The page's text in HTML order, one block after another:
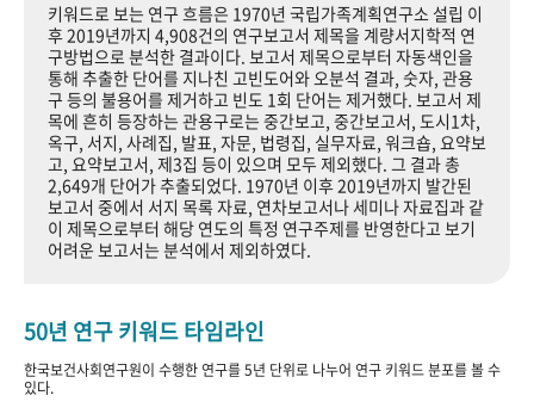
기록물 아카이브
사진 아카이브 문서 기록물 행정박물 영상 기록물
+1주년 기념
성과 50선 숫자로 보는 50년 50+1주년 광장
세계와 함께 한 KIHASA
VR 역사관
키워드로 보는 연구 흐름은 1970년 국립가족계획연구소 설립 이
후 2019년까지 4,908건의 연구보고서 제목을 계량서지학적 연
구방법으로 분석한 결과이다. 보고서 제목으로부터 자동색인을
통해 추출한 단어를 지나친 고빈도어와 오분석 결과, 숫자, 관용
구 등의 불용어를 제거하고 빈도 1회 단어는 제거했다. 보고서 제
목에 흔히 등장하는 관용구로는 중간보고, 중간보고서, 도시1차,
옥구, 서지, 사례집, 발표, 자문, 법령집, 실무자료, 워크숍, 요약보
고, 요약보고서, 제3집 등이 있으며 모두 제외했다. 그 결과 총
2,649개 단어가 추출되었다. 1970년 이후 2019년까지 발간된
보고서 중에서 서지 목록 자료, 연차보고서나 세미나 자료집과 같
이 제목으로부터 해당 연도의 특정 연구주제를 반영한다고 보기
어려운 보고서는 분석에서 제외하였다.
50년 연구 키워드 타임라인
한국보건사회연구원이 수행한 연구를 5년 단위로 나누어 연구 키워드 분포를 볼 수
있다.